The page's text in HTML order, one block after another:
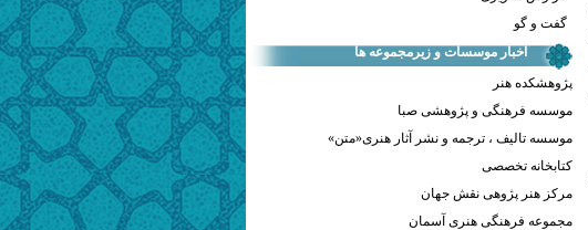
گفت و گو
اخبار موسسات و زیرمجموعه ها
پژوهشکده هنر
موسسه فرهنگی و پژوهشی صبا
موسسه تالیف ، ترجمه و نشر آثار هنری«متن»
کتابخانه تخصصی
مرکز هنر پژوهی نقش جهان
مجموعه فرهنگی هنری آسمان